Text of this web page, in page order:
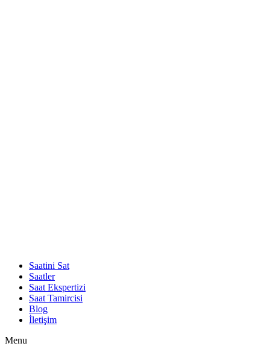
Saatini Sat
Saatler
Saat Ekspertizi
Saat Tamircisi
Blog
İletişim
Menu